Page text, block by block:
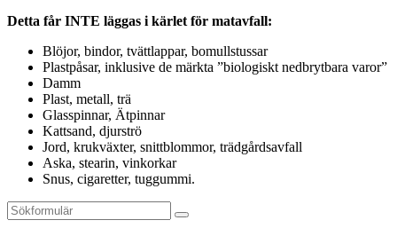
Detta får INTE läggas i kärlet för matavfall:
Blöjor, bindor, tvättlappar, bomullstussar
Plastpåsar, inklusive de märkta ”biologiskt nedbrytbara varor”
Damm
Plast, metall, trä
Glasspinnar, Ätpinnar
Kattsand, djurströ
Jord, krukväxter, snittblommor, trädgårdsavfall
Aska, stearin, vinkorkar
Snus, cigaretter, tuggummi.